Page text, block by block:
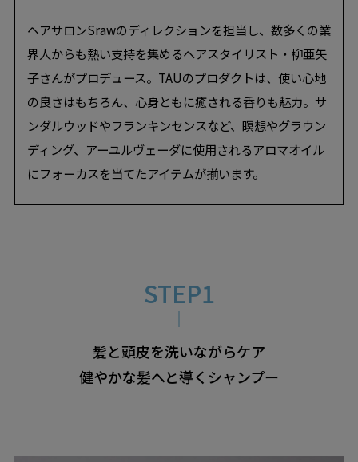
ヘアサロンSrawのディレクションを担当し、数多くの業
界人からも熱い支持を集めるヘアスタイリスト・柳亜矢
子さんがプロデュース。TAUのプロダクトは、使い心地
の良さはもちろん、心身ともに癒される香りも魅力。サ
ンダルウッドやフランキンセンスなど、瞑想やグラウン
ディング、アーユルヴェーダに使用されるアロマオイル
にフォーカスを当てたアイテムが揃います。
髪と頭皮を洗いながらケア
健やかな髪へと導くシャンプー